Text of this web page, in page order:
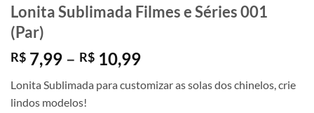
Lonita Sublimada Filmes e Séries 001
(Par)
R$ 7,99 – R$ 10,99Faixa
preço:
Lonita Sublimada para customizar as solas dos chinelos, crie
lindos modelos!